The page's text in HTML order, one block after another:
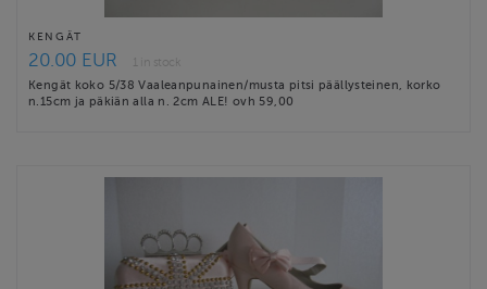
KENGÄT
20.00 EUR
1 in stock
Kengät koko 5/38 Vaaleanpunainen/musta pitsi päällysteinen, korko
n.15cm ja päkiän alla n. 2cm ALE! ovh 59,00